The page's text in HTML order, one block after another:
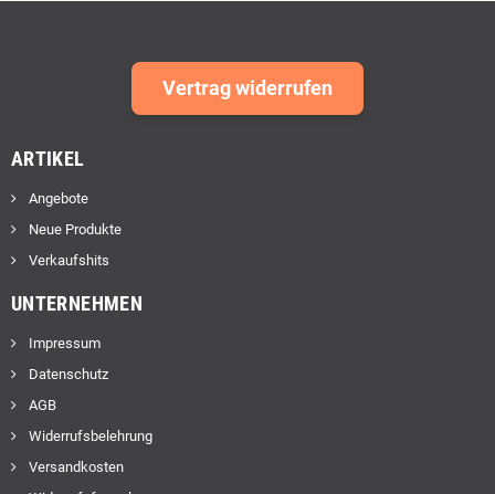
Vertrag widerrufen
ARTIKEL
Angebote
Neue Produkte
Verkaufshits
UNTERNEHMEN
Impressum
Datenschutz
AGB
Widerrufsbelehrung
Versandkosten